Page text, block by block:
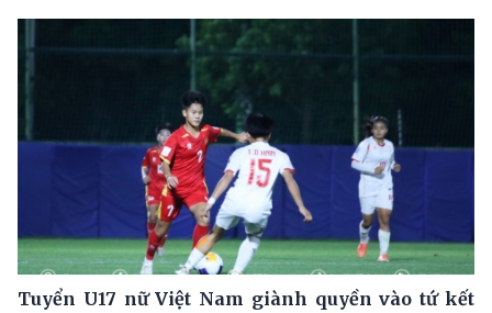
Tuyển U17 nữ Việt Nam giành quyền vào tứ kết